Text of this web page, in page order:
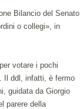
Bilancio del Senato
o collegi», in
votare i pochi
Il ddl, infatti, è fermo
guidata da Giorgio
parere della